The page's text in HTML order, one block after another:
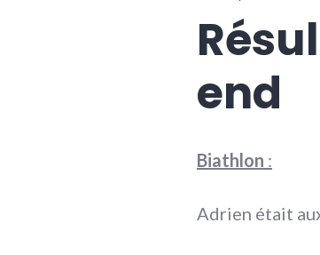
end
Biathlon :
Adrien était